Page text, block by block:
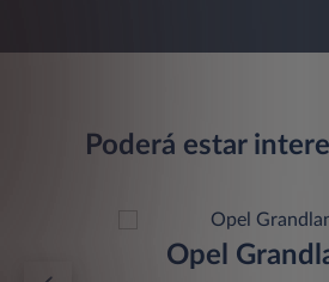
Poderá estar
Opel